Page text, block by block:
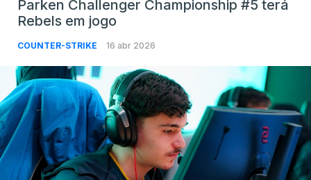
Parken Challenger Championship #5 terá
Rebels em jogo
COUNTER-STRIKE 16 abr 2026